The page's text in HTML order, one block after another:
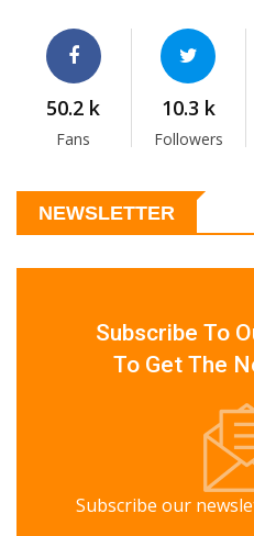
50.2 k
Fans
10.3 k
Followers
NEWSLETTER
Subscribe To
To Get The
Subscribe our